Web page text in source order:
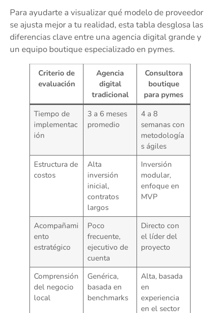
Para ayudarte a visualizar qué modelo de proveedor
se ajusta mejor a tu realidad, esta tabla desglosa las
diferencias clave entre una agencia digital grande y
un equipo boutique especializado en pymes.
Criterio de
evaluación
Agencia
digital
tradicional
Consultora
boutique
para pymes
Tiempo de
implementac
ión
3 a 6 meses
promedio
4 a 8
semanas con
metodología
s ágiles
Estructura de
costos
Alta
inversión
inicial,
contratos
largos
Inversión
modular,
enfoque en
MVP
Acompañami
ento
estratégico
Poco
frecuente,
ejecutivo de
cuenta
Directo con
el líder del
proyecto
Comprensión
del negocio
local
Genérica,
basada en
benchmarks
Alta, basada
en
experiencia
en el sector